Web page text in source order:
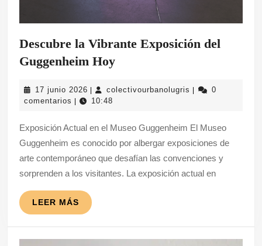
Descubre la Vibrante Exposición del
Guggenheim HoyDescubre
Vibrante
del
Guggenheim
Hoy
17 junio 2026 17
junio
colectivourbanolugris
0
comentarios
10:48
Exposición Actual en el Museo Guggenheim El Museo
Guggenheim es conocido por albergar exposiciones de
arte contemporáneo que desafían las convenciones y
sorprenden a los visitantes. La exposición actual en
LEER MÁS LEER
MÁS